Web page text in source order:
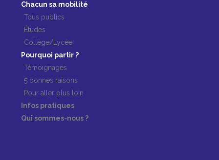
Chacun sa mobilité
Tous publics
Études
Collège/Lycée
Pourquoi partir ?
Témoignages
5 bonnes raisons
Pour aller plus loin
Infos pratiques
Qui sommes-nous ?